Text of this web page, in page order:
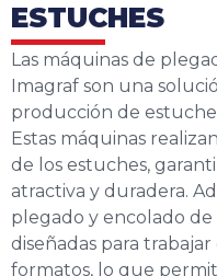
ESTUCHES
Las máquinas de
Imagraf son una
producción de
Estas máquinas
de los estuches,
atractiva y duradera.
plegado y encolado
diseñadas para
formatos, lo que